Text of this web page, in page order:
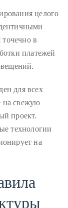
целого
в
платежей
для всех
на свежую
проект.
технологии
на